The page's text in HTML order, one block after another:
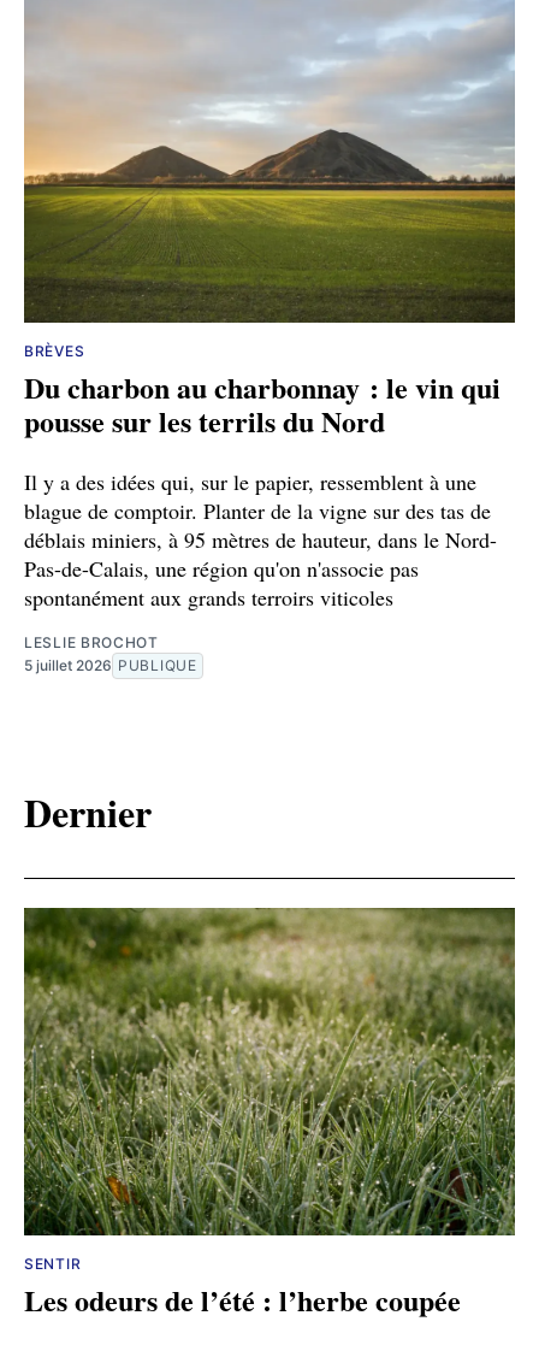
BRÈVES
Du charbon au charbonnay : le vin qui
pousse sur les terrils du Nord
Il y a des idées qui, sur le papier, ressemblent à une
blague de comptoir. Planter de la vigne sur des tas de
déblais miniers, à 95 mètres de hauteur, dans le Nord-
Pas-de-Calais, une région qu'on n'associe pas
spontanément aux grands terroirs viticoles
LESLIE BROCHOT
5 juillet 2026 PUBLIQUE
Dernier
SENTIR
Les odeurs de l’été : l’herbe coupée